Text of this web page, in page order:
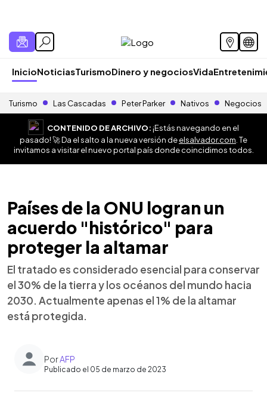
InicioNoticiasTurismoDinero y negociosVida
Turismo Las Cascadas Peter Parker Nativos Negocios
CONTENIDO DE ARCHIVO:¡Estás navegando en el
pasado! 🚀 Da el salto a la nueva versión deelsalvador.com . Te
invitamos a visitar el nuevo portal país donde coincidimos todos.
Países de la ONU logran un
acuerdo "histórico" para
proteger la altamar
El tratado es considerado esencial para conservar
el 30% de la tierra y los océanos del mundo hacia
2030. Actualmente apenas el 1% de la altamar
está protegida.
PorAFP
Publicado el 05 de marzo de 2023